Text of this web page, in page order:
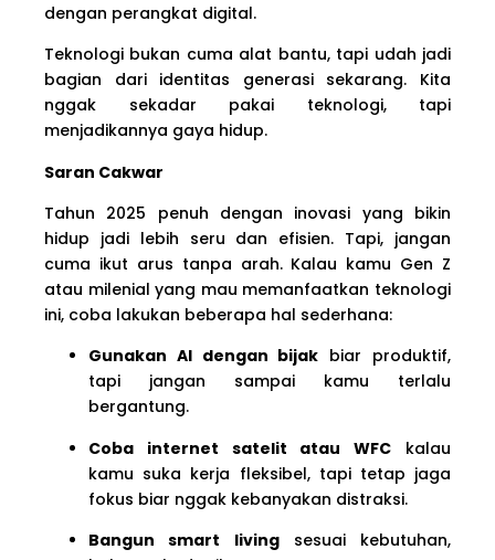
dengan perangkat digital.
Teknologi bukan cuma alat bantu, tapi udah jadi
bagian dari identitas generasi sekarang. Kita
nggak sekadar pakai teknologi, tapi
menjadikannya gaya hidup.
Saran Cakwar
Tahun 2025 penuh dengan inovasi yang bikin
hidup jadi lebih seru dan efisien. Tapi, jangan
cuma ikut arus tanpa arah. Kalau kamu Gen Z
atau milenial yang mau memanfaatkan teknologi
ini, coba lakukan beberapa hal sederhana:
Gunakan AI dengan bijak biar produktif,
tapi jangan sampai kamu terlalu
bergantung.
Coba internet satelit atau WFC kalau
kamu suka kerja fleksibel, tapi tetap jaga
fokus biar nggak kebanyakan distraksi.
Bangun smart livingsesuai kebutuhan,